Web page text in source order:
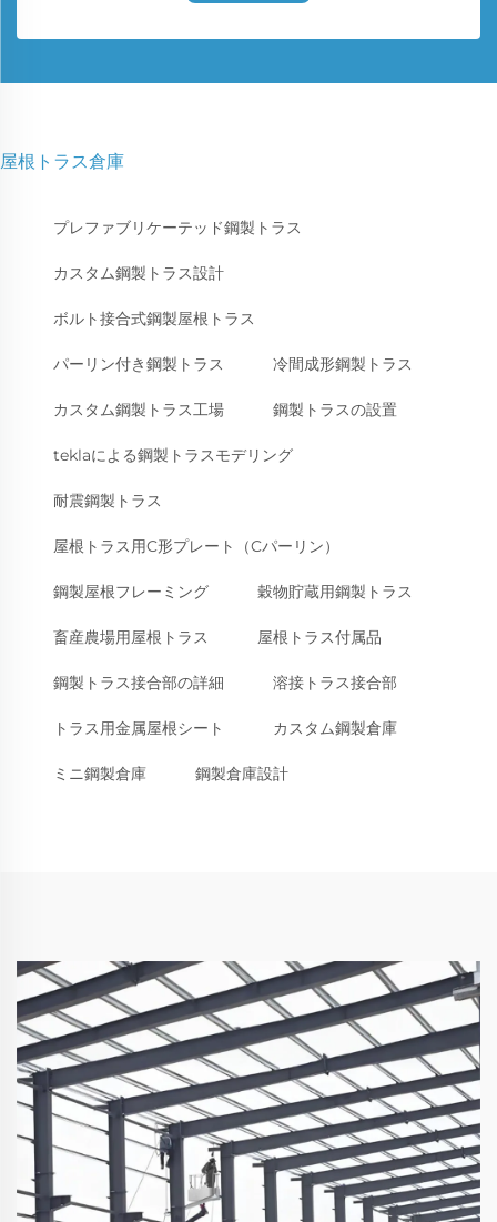
屋根トラス倉庫
プレファブリケーテッド鋼製トラス
カスタム鋼製トラス設計
ボルト接合式鋼製屋根トラス
パーリン付き鋼製トラス 冷間成形鋼製トラス
カスタム鋼製トラス工場 鋼製トラスの設置
teklaによる鋼製トラスモデリング
耐震鋼製トラス
屋根トラス用C形プレート（Cパーリン）
鋼製屋根フレーミング 穀物貯蔵用鋼製トラス
畜産農場用屋根トラス 屋根トラス付属品
鋼製トラス接合部の詳細 溶接トラス接合部
トラス用金属屋根シート カスタム鋼製倉庫
ミニ鋼製倉庫 鋼製倉庫設計